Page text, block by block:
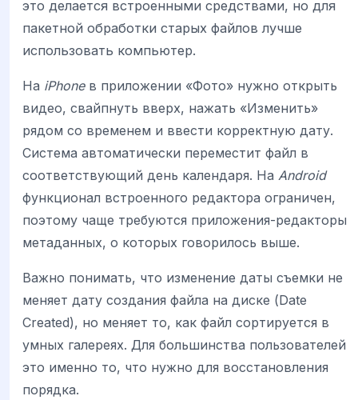
это делается встроенными средствами, но для
пакетной обработки старых файлов лучше
использовать компьютер.
На iPhoneв приложении «Фото» нужно открыть
видео, свайпнуть вверх, нажать «Изменить»
рядом со временем и ввести корректную дату.
Система автоматически переместит файл в
соответствующий день календаря. На Android
функционал встроенного редактора ограничен,
поэтому чаще требуются приложения-редакторы
метаданных, о которых говорилось выше.
Важно понимать, что изменение даты съемки не
меняет дату создания файла на диске (Date
Created), но меняет то, как файл сортируется в
умных галереях. Для большинства пользователей
это именно то, что нужно для восстановления
порядка.